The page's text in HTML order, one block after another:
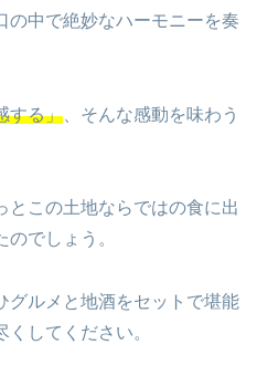
の中で絶妙なハーモニーを奏
する」 、そんな感動を味わう
とこの土地ならではの食に出
でしょう。
グルメと地酒をセットで堪能
してください。